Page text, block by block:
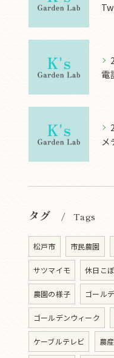
電
タグ Tags
松戸市 市民農園
サツマイモ 休日こ
農園の様子 ゴール
ゴールデンウィーク
ケーブルテレビ 農